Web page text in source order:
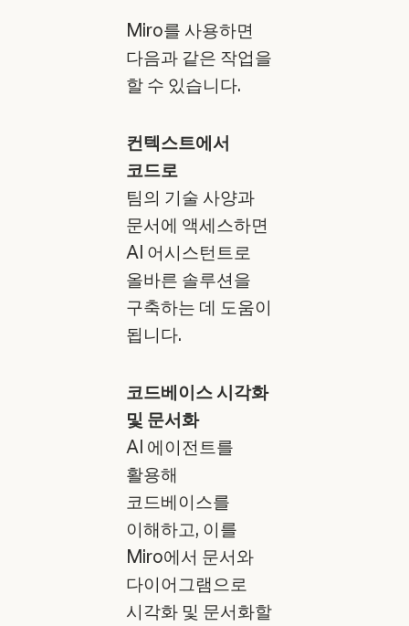
Miro를 사용하면
다음과 같은 작업을
할 수 있습니다.
컨텍스트에서
코드로
팀의 기술 사양과
문서에 액세스하면
AI 어시스턴트로
올바른 솔루션을
구축하는 데 도움이
됩니다.
코드베이스 시각화
및 문서화
AI 에이전트를
활용해
코드베이스를
이해하고, 이를
Miro에서 문서와
다이어그램으로
시각화 및 문서화할